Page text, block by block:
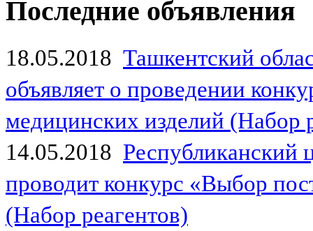
Последние объявления
18.05.2018 Ташкентский
объявляет о проведении
медицинских изделий (Набор
14.05.2018
проводит конкурс «Выбор
(Набор реагентов)